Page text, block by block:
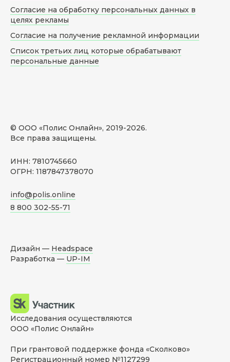
© ООО «Полис Онлайн», 2019-2026.
Все права защищены.
ИНН: 7810745660
ОГРН: 1187847378070
info@polis.online
8 800 302-55-71
Согласие на обработку персональных данных в
целях рекламы
Согласие на получение рекламной информации
Список третьих лиц которые обрабатывают
персональные данные
Дизайн — Headspace
Разработка — UP-IM
Исследования осуществляются
ООО «Полис Онлайн»
При грантовой поддержке фонда «Сколково»
Регистрационный номер №1127299